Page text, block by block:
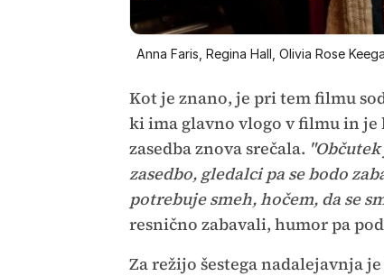
Anna Faris, Regina Hall, Olivia Rose
Kot je znano, je pri tem filmu
ki ima glavno vlogo v filmu in je
zasedba znova srečala.
zasedbo, gledalci pa se bodo
potrebuje smeh, hočem, da se
resnično zabavali, humor pa
Za režijo šestega nadalejavnja